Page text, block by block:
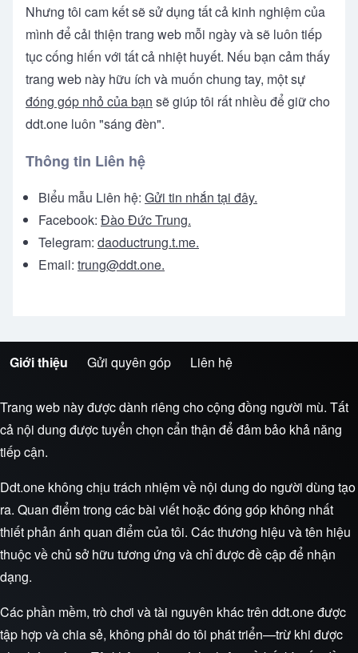
Nhưng tôi cam kết sẽ sử dụng tất cả kinh nghiệm của
mình để cải thiện trang web mỗi ngày và sẽ luôn tiếp
tục cống hiến với tất cả nhiệt huyết. Nếu bạn cảm thấy
trang web này hữu ích và muốn chung tay, một sự
đóng góp nhỏ của bạn sẽ giúp tôi rất nhiều để giữ cho
ddt.one luôn "sáng đèn".
Thông tin Liên hệ
Biểu mẫu Liên hệ: Gửi tin nhắn tại đây.
Facebook: Đào Đức Trung.
Telegram: daoductrung.t.me.
Email: trung@ddt.one.
Trình đơn chân trang
Giới thiệu Gửi quyên góp Liên hệ
Trang web này được dành riêng cho cộng đồng người mù. Tất
cả nội dung được tuyển chọn cẩn thận để đảm bảo khả năng
tiếp cận.
Ddt.one không chịu trách nhiệm về nội dung do người dùng tạo
ra. Quan điểm trong các bài viết hoặc đóng góp không nhất
thiết phản ánh quan điểm của tôi. Các thương hiệu và tên hiệu
thuộc về chủ sở hữu tương ứng và chỉ được đề cập để nhận
dạng.
Các phần mềm, trò chơi và tài nguyên khác trên ddt.one được
tập hợp và chia sẻ, không phải do tôi phát triển—trừ khi được